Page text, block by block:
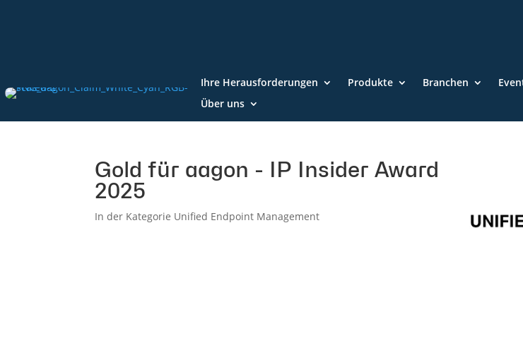
Ihre Herausforderungen Produkte Branchen
Über uns
Gold für aagon - IP Insider Award
2025
In der Kategorie Unified Endpoint Management